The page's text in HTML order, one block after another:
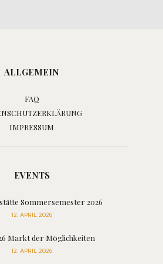
ALLGEMEIN
FAQ
IMPRESSUM
EVENTS
Sommersemester 2026
12. APRIL 2026
Markt der Möglichkeiten
12. APRIL 2026